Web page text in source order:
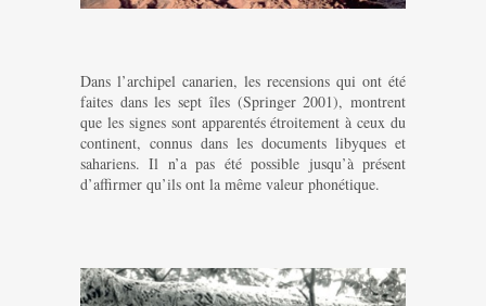
Dans l’archipel canarien, les recensions qui ont été
faites dans les sept îles (Springer 2001), montrent
que les signes sont apparentés étroitement à ceux du
continent, connus dans les documents libyques et
sahariens. Il n’a pas été possible jusqu’à présent
d’affirmer qu’ils ont la même valeur phonétique.